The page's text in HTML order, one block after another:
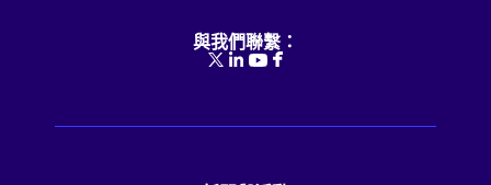
與我們聯繫：